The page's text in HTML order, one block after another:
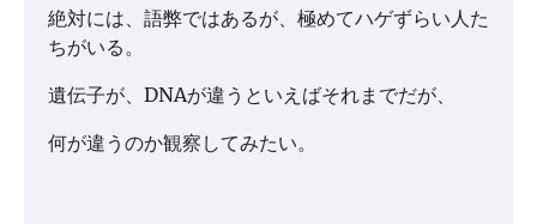
絶対には、語弊ではあるが、極めてハゲずらい人た
ちがいる。
遺伝子が、DNAが違うといえばそれまでだが、
何が違うのか観察してみたい。